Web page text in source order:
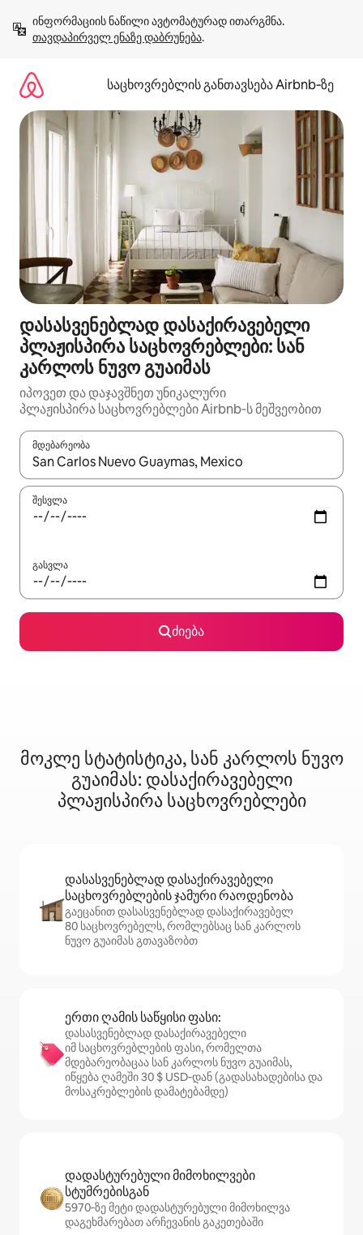
გადასვლა
თავდაპირველ ენაზე დაბრუნება.
საცხოვრებლის განთავსება Airbnb‑ზე
დასასვენებლად დასაქირავებელი
პლაჟისპირა საცხოვრებლები: სან
კარლოს ნუვო გუაიმას
იპოვეთ და დაჯავშნეთ უნიკალური
პლაჟისპირა საცხოვრებლები Airbnb‑ს მეშვეობით
მდებარეობა
როცა შედეგები ხელმისაწვდომი გახდება, ნავიგაციისთვის
შესვლა
გასვლა
ძიება
მოკლე სტატისტიკა, სან კარლოს ნუვო
გუაიმას: დასაქირავებელი
პლაჟისპირა საცხოვრებლები
დასასვენებლად დასაქირავებელი
საცხოვრებლების ჯამური რაოდენობა
გაეცანით დასასვენებლად დასაქირავებელ
80 საცხოვრებელს, რომლებსაც სან კარლოს
ნუვო გუაიმას გთავაზობთ
ერთი ღამის საწყისი ფასი:
დასასვენებლად დასაქირავებელი
იმ საცხოვრებლების ფასი, რომელთა
მდებარეობაცაა სან კარლოს ნუვო გუაიმას,
იწყება ღამეში 30 $ USD‑დან (გადასახადებისა და
მოსაკრებლების დამატებამდე)
დადასტურებული მიმოხილვები
სტუმრებისგან
5970‑ზე მეტი დადასტურებული მიმოხილვა
დაგეხმარებათ არჩევანის გაკეთებაში